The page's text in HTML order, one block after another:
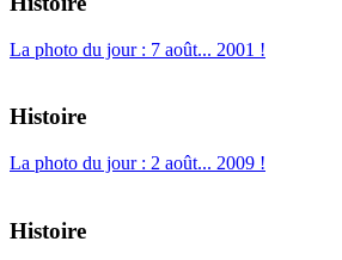
La photo du jour : 7 août... 2001 !
Histoire
La photo du jour : 2 août... 2009 !
Histoire